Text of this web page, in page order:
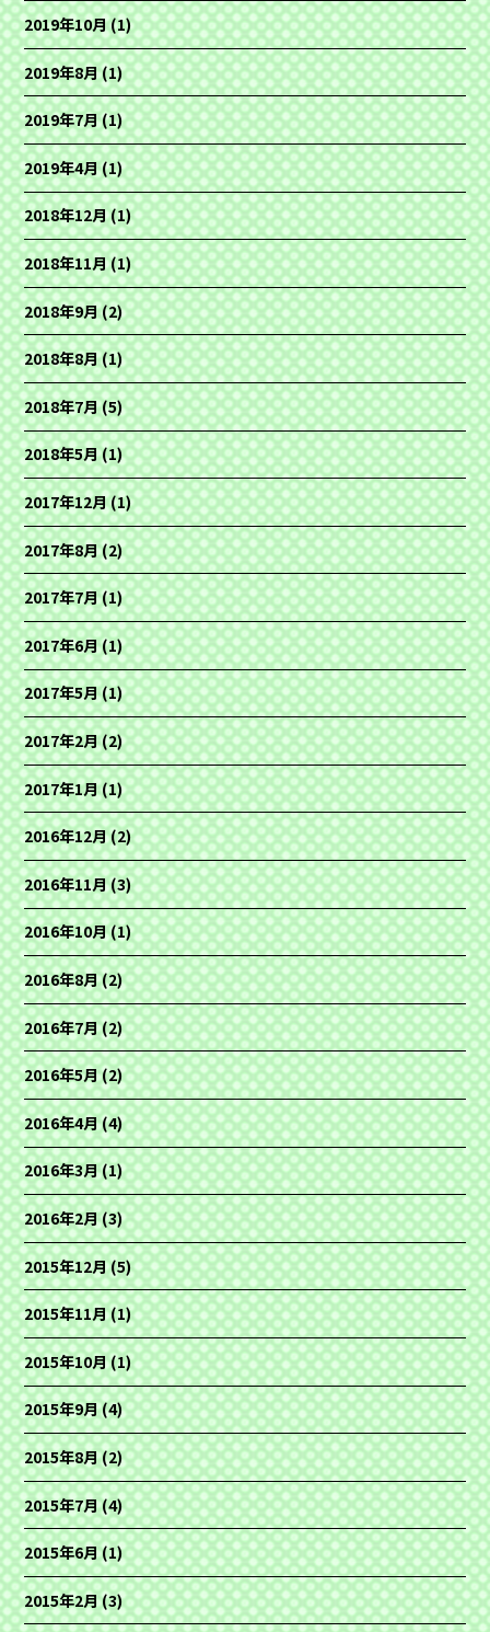
2019年10月(1)
2019年8月(1)
2019年7月(1)
2019年4月(1)
2018年12月(1)
2018年11月(1)
2018年9月(2)
2018年8月(1)
2018年7月(5)
2018年5月(1)
2017年12月(1)
2017年8月(2)
2017年7月(1)
2017年6月(1)
2017年5月(1)
2017年2月(2)
2017年1月(1)
2016年12月(2)
2016年11月(3)
2016年10月(1)
2016年8月(2)
2016年7月(2)
2016年5月(2)
2016年4月(4)
2016年3月(1)
2016年2月(3)
2015年12月(5)
2015年11月(1)
2015年10月(1)
2015年9月(4)
2015年8月(2)
2015年7月(4)
2015年6月(1)
2015年2月(3)